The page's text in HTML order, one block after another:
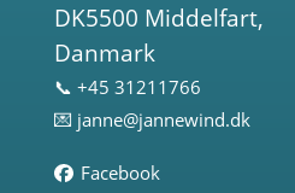
DK5500 Middelfart,
Danmark
📞 +45 31211766
💌 janne@jannewind.dk
Facebook